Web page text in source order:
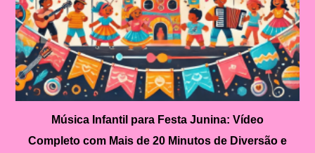
Música Infantil para Festa Junina: Vídeo
Completo com Mais de 20 Minutos de Diversão e